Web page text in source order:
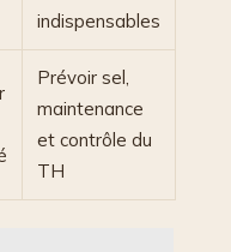
indispensables
Prévoir sel,
maintenance
et contrôle du
TH